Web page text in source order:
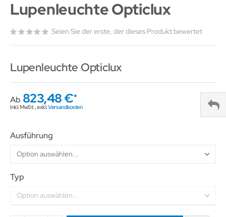
Lupenleuchte Opticlux
Seien Sie der erste, der dieses Produkt bewertet
Lupenleuchte Opticlux
Ab 823,48 €
Inkl. MwSt.,exkl.Versandkosten
Ausführung
Typ